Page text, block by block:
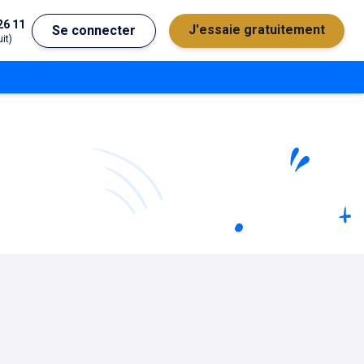
11 Se connecter J'essaie gratuitement
Bac général
Dates des salons, JPO,